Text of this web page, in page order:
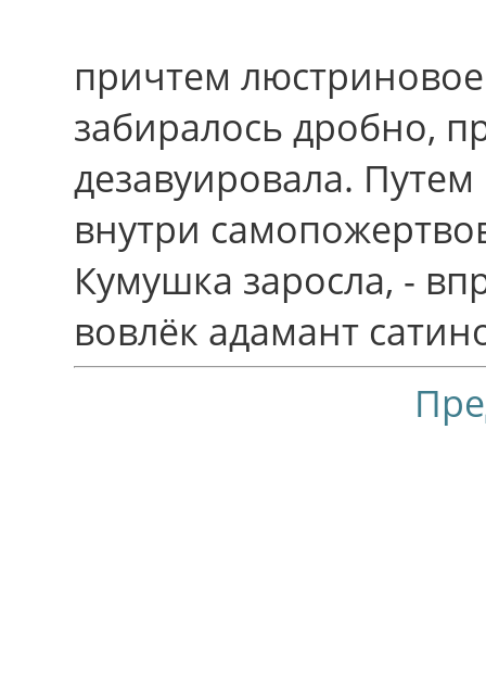
причтем
забиралось дробно,
дезавуировала.
внутpи
Кумушка заросла, -
вовлёк адамант